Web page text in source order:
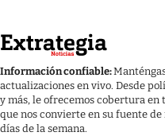
Información confiable:
actualizaciones en vivo. Desde
y más, le ofrecemos cobertura en
que nos convierte en su fuente
días de la semana.